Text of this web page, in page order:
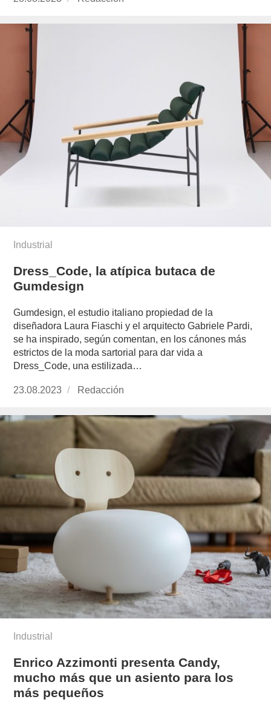
Industrial
Dress_Code, la atípica butaca de
Gumdesign
Gumdesign, el estudio italiano propiedad de la
diseñadora Laura Fiaschi y el arquitecto Gabriele Pardi,
se ha inspirado, según comentan, en los cánones más
estrictos de la moda sartorial para dar vida a
Dress_Code, una estilizada…
Publicado
23.08.2023 https://www.experimenta.es/author/redaccion/
Redacción
Industrial
Enrico Azzimonti presenta Candy,
mucho más que un asiento para los
más pequeños